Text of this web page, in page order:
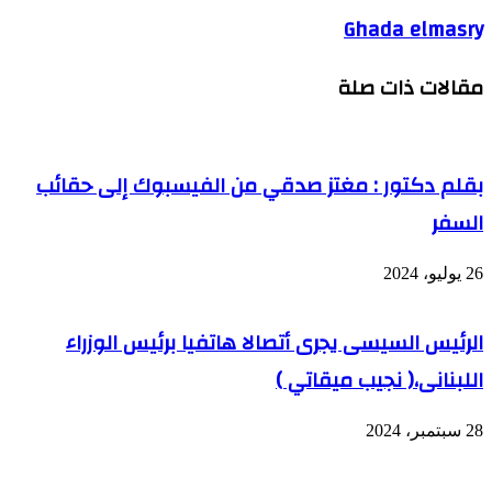
Ghada elmasry
مقالات ذات صلة
بقلم دكتور : مغتز صدقي من الفيسبوك إلى حقائب
السفر
26 يوليو، 2024
الرئيس السيسى يجرى أتصالا هاتفيا برئيس الوزراء
اللبنانى،( نجيب ميقاتي )
28 سبتمبر، 2024